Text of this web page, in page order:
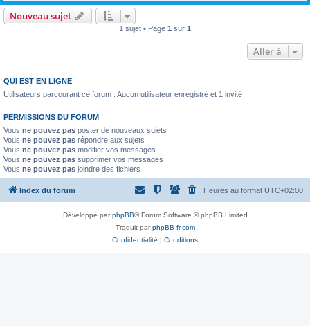
Nouveau sujet
1 sujet • Page 1 sur 1
Aller à
QUI EST EN LIGNE
Utilisateurs parcourant ce forum : Aucun utilisateur enregistré et 1 invité
PERMISSIONS DU FORUM
Vous ne pouvez pas poster de nouveaux sujets
Vous ne pouvez pas répondre aux sujets
Vous ne pouvez pas modifier vos messages
Vous ne pouvez pas supprimer vos messages
Vous ne pouvez pas joindre des fichiers
Index du forum Heures au format UTC+02:00
Développé parphpBB® Forum Software © phpBB Limited
Traduit parphpBB-fr.com
Confidentialité | Conditions